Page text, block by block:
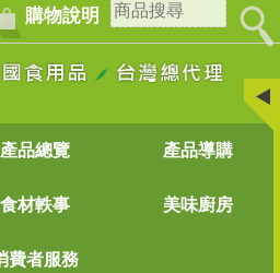
購物說明
產品總覽 產品導購
食材軼事 美味廚房
費者服務